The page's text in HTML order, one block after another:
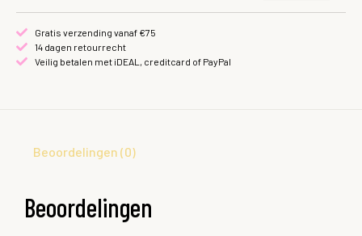
Gratis verzending vanaf €75
14 dagen retourrecht
Veilig betalen met iDEAL, creditcard of PayPal
Beoordelingen (0)
Beoordelingen